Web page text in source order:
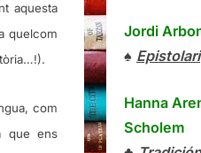
aquesta
quelcom
com
que ens
Jordi
♠ Epistolari
Hanna
Scholem